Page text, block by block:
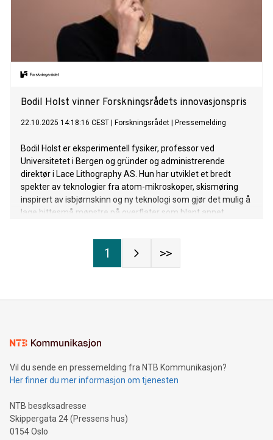
Bodil Holst vinner Forskningsrådets innovasjonspris
22.10.2025 14:18:16 CEST Forskningsrådet Pressemelding
Bodil Holst er eksperimentell fysiker, professor ved
Universitetet i Bergen og gründer og administrerende
direktør i Lace Lithography AS. Hun har utviklet et bredt
spekter av teknologier fra atom-mikroskoper, skismøring
inspirert av isbjørnskinn og ny teknologi som gjør det mulig å
lage bittesmå mønstre på overflater som blant annet
1 >>
Vil du sende en pressemelding fra NTB Kommunikasjon?
Her finner du mer informasjon om tjenesten
NTB besøksadresse
Skippergata 24 (Pressens hus)
0154 Oslo